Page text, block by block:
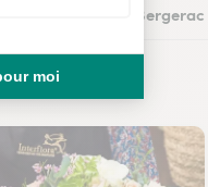
Fleuristes à Bergerac